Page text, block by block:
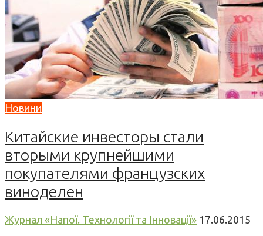
Новини
Китайские инвесторы стали
вторыми крупнейшими
покупателями французских
виноделен
Журнал «Напої. Технології та Інновації» 17.06.2015